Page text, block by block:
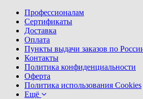
Профессионалам
Сертификаты
Доставка
Оплата
Пункты выдачи заказов по
Контакты
Политика конфиденциальности
Оферта
Политика использования Cookies
Ещё